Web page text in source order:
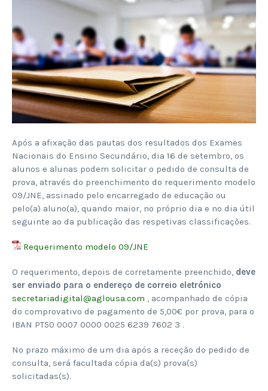
Após a afixação das pautas dos resultados dos Exames
Nacionais do Ensino Secundário, dia 16 de setembro, os
alunos e alunas podem solicitar o pedido de consulta de
prova, através do preenchimento do requerimento modelo
09/JNE, assinado pelo encarregado de educação ou
pelo(a) aluno(a), quando maior, no próprio dia e no dia útil
seguinte ao da publicação das respetivas classificações.
Requerimento modelo 09/JNE
O requerimento, depois de corretamente preenchido, deve
ser enviado para o endereço de correio eletrónico
secretariadigital@aglousa.com , acompanhado de cópia
do comprovativo de pagamento de 5,00€ por prova, para o
IBAN PT50 0007 0000 0025 6239 7602 3 .
No prazo máximo de um dia após a receção do pedido de
consulta, será facultada cópia da(s) prova(s)
solicitadas(s).